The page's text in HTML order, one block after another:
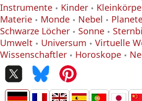
Instrumente
Kinder
Materie
Monde Nebel
Schwarze Löcher
Sonne
Umwelt
Universum Virtuelle
Wissenschaftler
Horoskope